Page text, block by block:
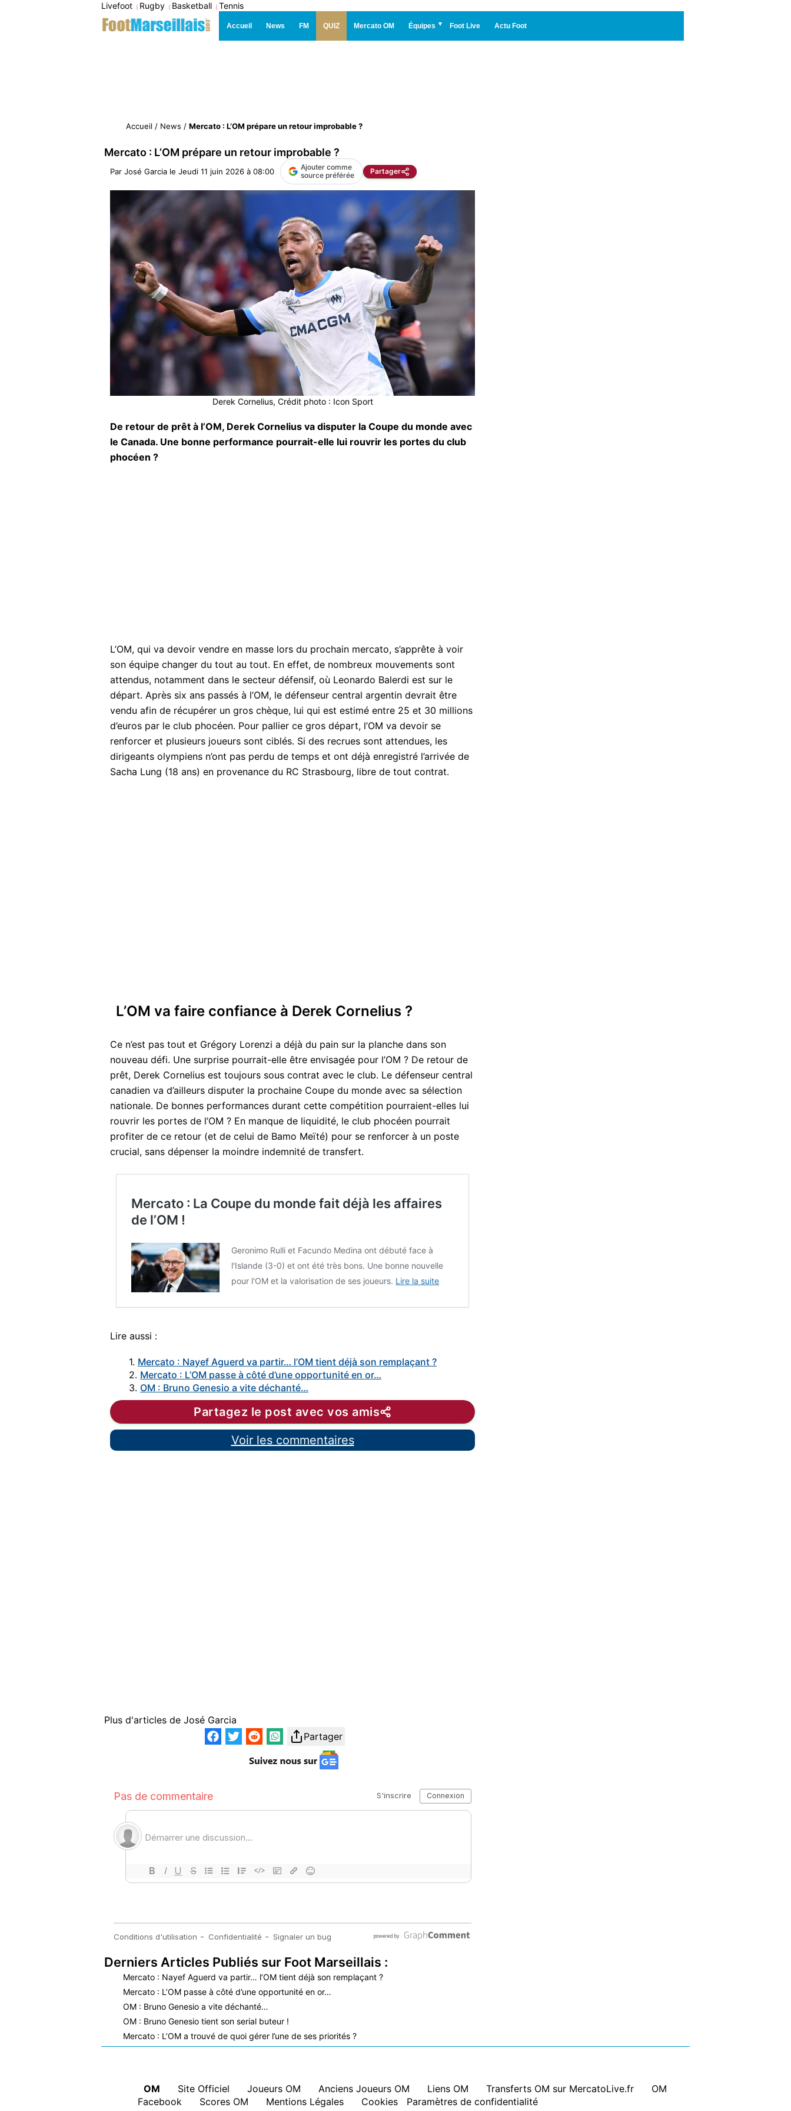
Livefoot | Rugby | Basketball | Tennis
Accueil News FM QUIZ Mercato OM Équipes Foot Live Actu Foot
Accueil / News / Mercato : L’OM prépare un retour improbable ?
Mercato : L’OM prépare un retour improbable ?
Par José Garcia le Jeudi 11 juin 2026 à 08:00
Ajouter comme
source préférée
Partager
Derek Cornelius, Crédit photo : Icon Sport
De retour de prêt à l’OM, Derek Cornelius va disputer la Coupe du monde avec
le Canada. Une bonne performance pourrait-elle lui rouvrir les portes du club
phocéen ?
L’OM, qui va devoir vendre en masse lors du prochain mercato, s’apprête à voir
son équipe changer du tout au tout. En effet, de nombreux mouvements sont
attendus, notamment dans le secteur défensif, où Leonardo Balerdi est sur le
départ. Après six ans passés à l’OM, le défenseur central argentin devrait être
vendu afin de récupérer un gros chèque, lui qui est estimé entre 25 et 30 millions
d’euros par le club phocéen. Pour pallier ce gros départ, l’OM va devoir se
renforcer et plusieurs joueurs sont ciblés. Si des recrues sont attendues, les
dirigeants olympiens n’ont pas perdu de temps et ont déjà enregistré l’arrivée de
Sacha Lung (18 ans) en provenance du RC Strasbourg, libre de tout contrat.
L’OM va faire confiance à Derek Cornelius ?
Ce n’est pas tout et Grégory Lorenzi a déjà du pain sur la planche dans son
nouveau défi. Une surprise pourrait-elle être envisagée pour l’OM ? De retour de
prêt, Derek Cornelius est toujours sous contrat avec le club. Le défenseur central
canadien va d’ailleurs disputer la prochaine Coupe du monde avec sa sélection
nationale. De bonnes performances durant cette compétition pourraient-elles lui
rouvrir les portes de l’OM ? En manque de liquidité, le club phocéen pourrait
profiter de ce retour (et de celui de Bamo Meïté) pour se renforcer à un poste
crucial, sans dépenser la moindre indemnité de transfert.
Mercato : La Coupe du monde fait déjà les affaires
de l’OM !
Geronimo Rulli et Facundo Medina ont débuté face à
l'Islande (3-0) et ont été très bons. Une bonne nouvelle
pour l'OM et la valorisation de ses joueurs. Lire la suite
Lire aussi :
1. Mercato : Nayef Aguerd va partir… l’OM tient déjà son remplaçant ?
2. Mercato : L’OM passe à côté d’une opportunité en or…
3. OM : Bruno Genesio a vite déchanté…
Partagez le post avec vos amis
Voir les commentaires
Plus d'articles de José Garcia
Partager
Derniers Articles Publiés sur Foot Marseillais :
Mercato : Nayef Aguerd va partir… l’OM tient déjà son remplaçant ?
Mercato : L’OM passe à côté d’une opportunité en or…
OM : Bruno Genesio a vite déchanté…
OM : Bruno Genesio tient son serial buteur !
Mercato : L’OM a trouvé de quoi gérer l’une de ses priorités ?
OM Site Officiel Joueurs OM Anciens Joueurs OM Liens OM Transferts OM sur MercatoLive.fr
OM
Facebook
Scores OM Mentions Légales Cookies Paramètres de confidentialité